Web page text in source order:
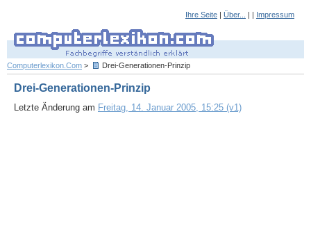
Ihre Seite | Über... | | Impressum
Computerlexikon.Com > Drei-Generationen-Prinzip
Drei-Generationen-Prinzip
Letzte Änderung am Freitag, 14. Januar 2005, 15:25 (v1)